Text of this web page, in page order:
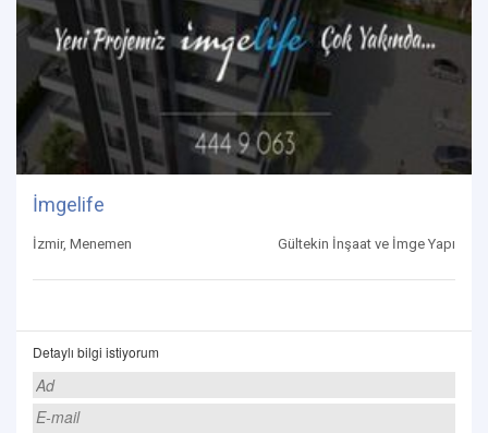
İmgelife
İzmir, Menemen Gültekin İnşaat ve İmge Yapı
Detaylı bilgi istiyorum